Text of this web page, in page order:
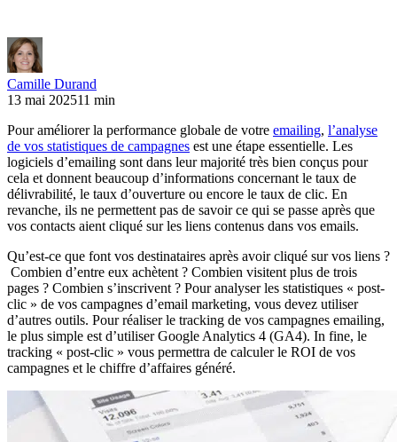
Camille Durand
13 mai 202511 min
Pour améliorer la performance globale de votre emailing, l’analyse
de vos statistiques de campagnes est une étape essentielle. Les
logiciels d’emailing sont dans leur majorité très bien conçus pour
cela et donnent beaucoup d’informations concernant le taux de
délivrabilité, le taux d’ouverture ou encore le taux de clic. En
revanche, ils ne permettent pas de savoir ce qui se passe après que
vos contacts aient cliqué sur les liens contenus dans vos emails.
Qu’est-ce que font vos destinataires après avoir cliqué sur vos liens ?
Combien d’entre eux achètent ? Combien visitent plus de trois
pages ? Combien s’inscrivent ? Pour analyser les statistiques « post-
clic » de vos campagnes d’email marketing, vous devez utiliser
d’autres outils. Pour réaliser le tracking de vos campagnes emailing,
le plus simple est d’utiliser Google Analytics 4 (GA4). In fine, le
tracking « post-clic » vous permettra de calculer le ROI de vos
campagnes et le chiffre d’affaires généré.